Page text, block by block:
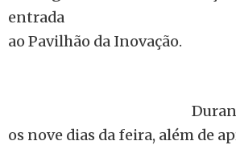
entrada
ao Pavilhão da Inovação.
os nove dias da feira, além de